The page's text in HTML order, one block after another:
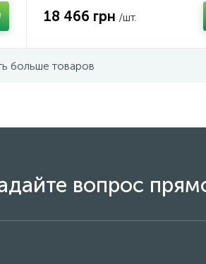
18 466 грн /шт.
больше товаров
вопрос